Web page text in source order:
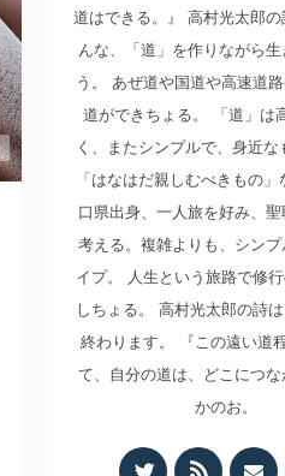
道はできる。』 高村光太郎
んな、「道」を作りながら
う。 あぜ道や国道や高速道
道ができちょる。 「道」は
く、またシンプルで、身近な
「はなはだ親しむべきもの
口県出身、一人旅を好み、
考える。複雑よりも、シンプ
イプ。 人生という旅路で修
しちょる。 高村光太郎の詩
終わります。 『この遠い道
て、自分の道は、どこにつ
かのお。